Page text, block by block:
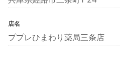
店名
ププレひまわり薬局三条店